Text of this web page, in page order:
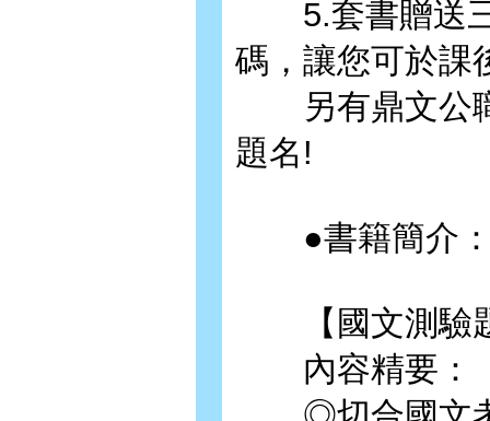
5.套書贈送三
碼，讓您可於課
另有鼎文公職
題名!
●書籍簡介
【國文測驗題
內容精要：